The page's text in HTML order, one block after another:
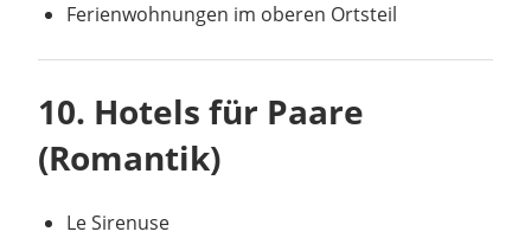
Ferienwohnungen im oberen Ortsteil
10. Hotels für Paare
(Romantik)
Le Sirenuse